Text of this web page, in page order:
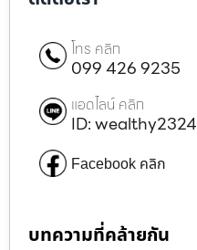
โทร คลิก
099 426 9235
แอดไลน์ คลิก
ID: wealthy2324
Facebook คลิก
บทความที่คล้ายกัน